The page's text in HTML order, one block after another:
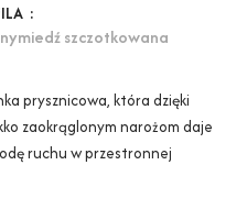
miedź szczotkowana
prysznicowa, która dzięki
zaokrąglonym narożom daje
ruchu w przestronnej